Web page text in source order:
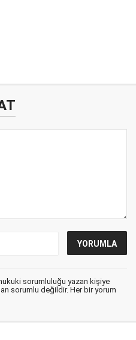
sorumluluğu yazan kişiye
sorumlu değildir. Her bir yorum